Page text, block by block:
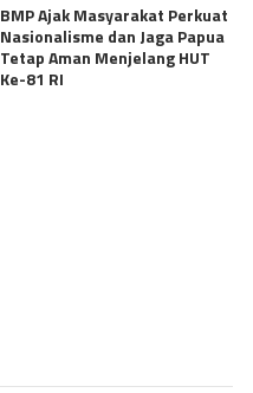
BMP Ajak Masyarakat Perkuat
Nasionalisme dan Jaga Papua
Tetap Aman Menjelang HUT
Ke-81 RI